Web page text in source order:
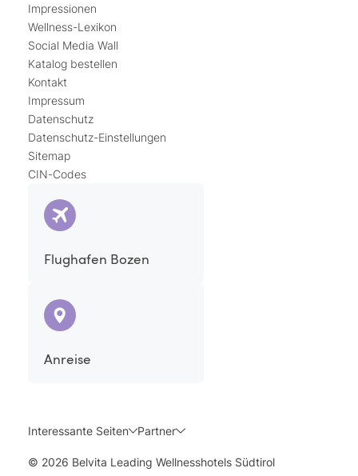
Impressionen
Wellness-Lexikon
Social Media Wall
Katalog bestellen
Kontakt
Impressum
Datenschutz
Datenschutz-Einstellungen
Sitemap
CIN-Codes
Flughafen Bozen
Anreise
Interessante Seiten Partner
© 2026 Belvita Leading Wellnesshotels Südtirol